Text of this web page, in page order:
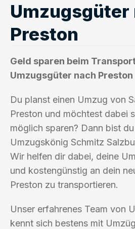
Umzugsgüter
Preston
Geld sparen beim
Umzugsgüter nach Preston
Du planst einen Umzug von
Preston und möchtest dabei
möglich sparen? Dann bist
Umzugskönig Schmitz
Wir helfen dir dabei, deine
und kostengünstig an dein
Preston zu transportieren.
Unser erfahrenes Team von
kennt sich bestens mit